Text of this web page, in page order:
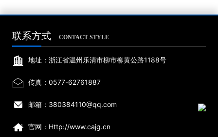
联系方式 CONTACT STYLE
 地址：浙江省温州乐清市柳市柳黄公路1188号
 传真：0577-62761887
 邮箱：380384110@qq.com
 官网：Http://www.cajg.cn